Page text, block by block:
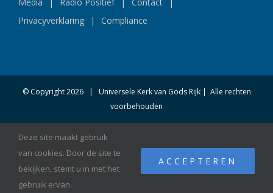
Privacyverklaring
Compliance
© Copyright2026 | Universele Kerk van Gods Rijk | Alle rechten
voorbehouden
Deze site maakt gebruik
van cookies. Door de site te
bekijken, stemt u in met het
gebruik ervan.
ACCEPTEREN
Wij zijn live en klaar om nu met je te chatten.